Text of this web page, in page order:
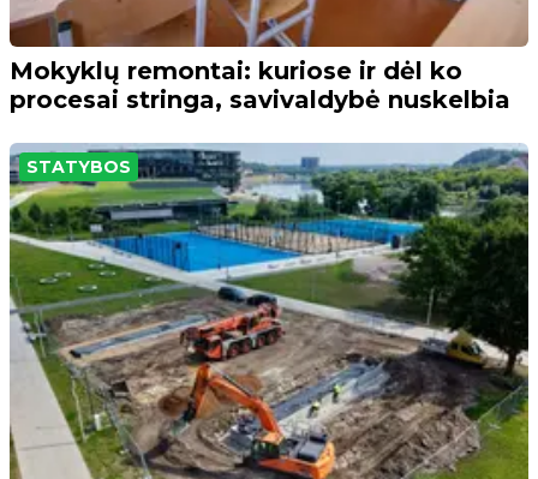
Mokyklų remontai: kuriose ir dėl ko
procesai stringa, savivaldybė nuskelbia
STATYBOS